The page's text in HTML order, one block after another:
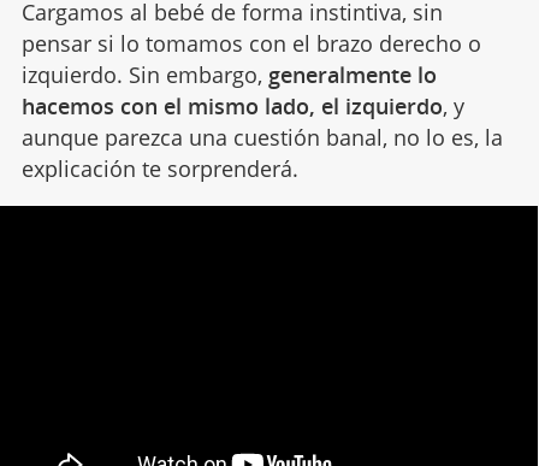
Cargamos al bebé de forma instintiva, sin
pensar si lo tomamos con el brazo derecho o
izquierdo. Sin embargo, generalmente lo
hacemos con el mismo lado, el izquierdo, y
aunque parezca una cuestión banal, no lo es, la
explicación te sorprenderá.